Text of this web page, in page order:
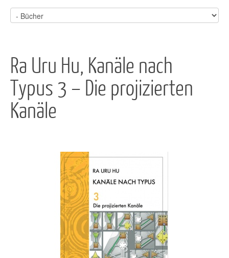
Ra Uru Hu, Kanäle nach
Typus 3 – Die projizierten
Kanäle